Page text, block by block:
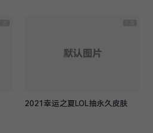
2021幸运之夏LOL抽永久皮肤